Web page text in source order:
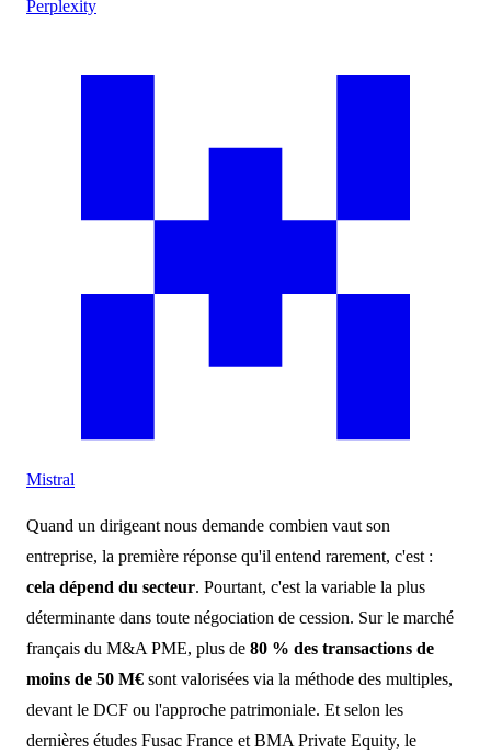
Perplexity
Mistral
Quand un dirigeant nous demande combien vaut son
entreprise, la première réponse qu'il entend rarement, c'est :
cela dépend du secteur. Pourtant, c'est la variable la plus
déterminante dans toute négociation de cession. Sur le marché
français du M&A PME, plus de 80 % des transactions de
moins de 50 M€ sont valorisées via la méthode des multiples,
devant le DCF ou l'approche patrimoniale. Et selon les
dernières études Fusac France et BMA Private Equity, le